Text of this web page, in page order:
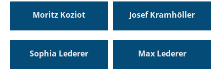
Moritz Koziot Josef Kramhöller
Sophia Lederer Max Lederer